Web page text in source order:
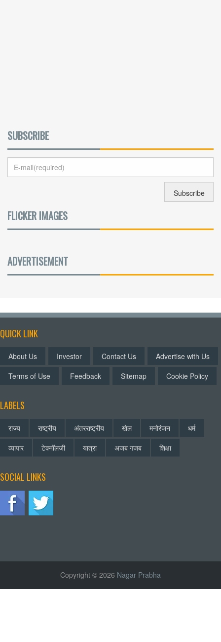
SUBSCRIBE
FLICKER IMAGES
ADVERTISEMENT
QUICK LINK
About Us Investor Contact Us
Advertise with Us
Terms of Use
Feedback Sitemap Cookie Policy
LABELS
राज्य राष्ट्रीय अंतरराष्ट्रीय खेल मनोरंजन
धर्म
व्यापार
टेक्नॉलजी यात्रा अजब गजब शिक्षा
SOCIAL LINKS
Copyright © 2026 Nagar Prabha